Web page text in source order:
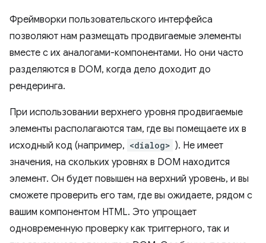
Фреймворки пользовательского интерфейса
позволяют нам размещать продвигаемые элементы
вместе с их аналогами-компонентами. Но они часто
разделяются в DOM, когда дело доходит до
рендеринга.
При использовании верхнего уровня продвигаемые
элементы располагаются там, где вы помещаете их в
исходный код (например, <dialog> ). Не имеет
значения, на скольких уровнях в DOM находится
элемент. Он будет повышен на верхний уровень, и вы
сможете проверить его там, где вы ожидаете, рядом с
вашим компонентом HTML. Это упрощает
одновременную проверку как триггерного, так и